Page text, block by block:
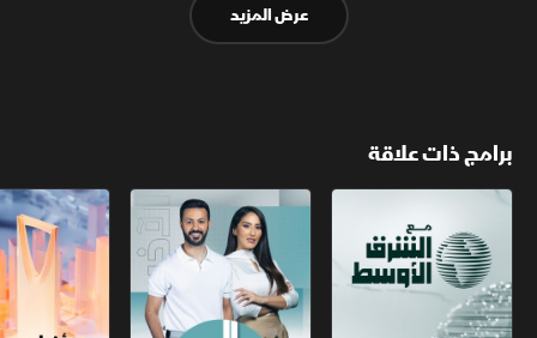
عرض المزيد
برامج ذات علاقة
مع الشرق الأوسط الخبر الآخر أخبار الشرق